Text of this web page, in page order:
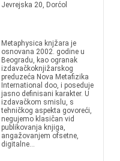
Jevrejska 20, Dorćol
Metaphysica knjžara je
osnovana 2002. godine u
Beogradu, kao ogranak
izdavačkoknjižarskog
preduzeća Nova Metafizika
International doo, i poseduje
jasno definisani karakter. U
izdavačkom smislu, s
tehničkog aspekta govoreći,
negujemo klasičan vid
publikovanja knjiga,
angažovanjem ofsetne,
digitalne...